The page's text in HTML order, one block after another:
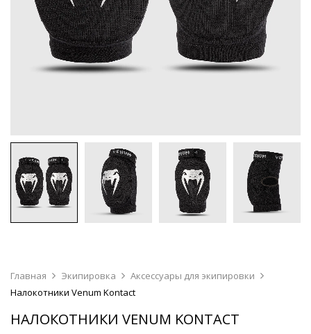
Главная Экипировка
Аксессуары для экипировки
Налокотники Venum Kontact
НАЛОКОТНИКИ VENUM KONTACT